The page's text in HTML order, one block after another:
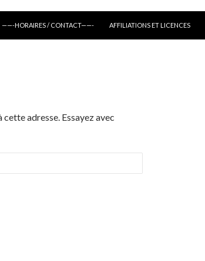
——-HORAIRES / CONTACT——-
AFFILIATIONS ET LICENCES
cette adresse. Essayez avec